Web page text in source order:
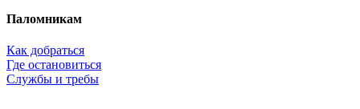
Паломникам
Как добраться
Где остановиться
Службы и требы